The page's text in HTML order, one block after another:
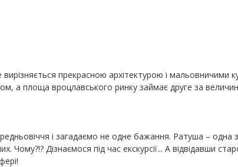
прекрасною архітектурою і мальовничими
а площа вроцлавського ринку займає друге за
і загадаємо не одне бажання. Ратуша – одна
Чому?!? Дізнаємося під час екскурсії... А відвідавши